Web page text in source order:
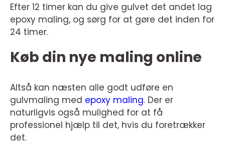
Efter 12 timer kan du give gulvet det andet lag
epoxy maling, og sørg for at gøre det inden for
24 timer.
Køb din nye maling online
Altså kan næsten alle godt udføre en
gulvmaling med epoxy maling. Der er
naturligvis også mulighed for at få
professionel hjælp til det, hvis du foretrækker
det.